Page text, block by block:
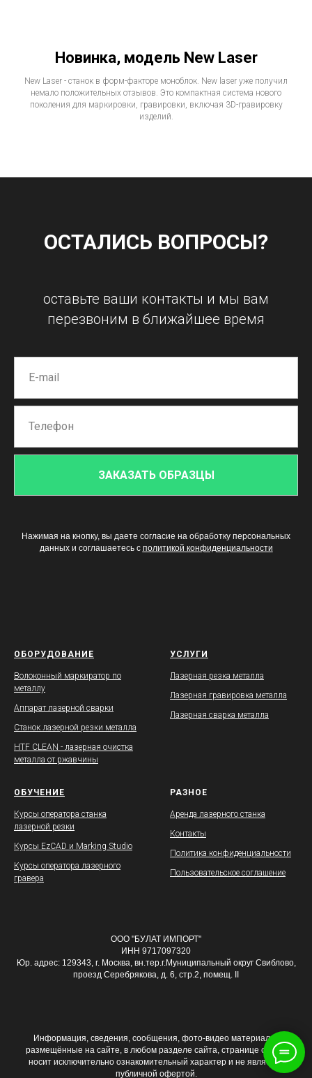
Новинка, модель New Laser
New Laser - станок в форм-факторе моноблок. New laser уже получил
немало положительных отзывов. Это компактная система нового
поколения для маркировки, гравировки, включая 3D-гравировку
изделий.
ОСТАЛИСЬ ВОПРОСЫ?
оставьте ваши контакты и мы вам
перезвоним в ближайшее время
ЗАКАЗАТЬ ОБРАЗЦЫ
Нажимая на кнопку, вы даете согласие на обработку персональных
данных и соглашаетесь c политикой конфиденциальности
ОБОРУДОВАНИЕ
Волоконный маркиратор по
металлу
Аппарат лазерной сварки
Станок лазерной резки металла
HTF CLEAN - лазерная очистка
металла от ржавчины
УСЛУГИ
Лазерная резка металла
Лазерная гравировка металла
Лазерная сварка металла
ОБУЧЕНИЕ
Курсы оператора станка
лазерной резки
Курсы EzCAD и Marking Studio
Курсы оператора лазерного
гравера
РАЗНОЕ
Аренда лазерного станка
Контакты
Политика конфиденциальности
Пользовательское соглашение
ООО "БУЛАТ ИМПОРТ"
ИНН 9717097320
Юр. адрес: 129343, г. Москва, вн.тер.г.Муниципальный округ Свиблово,
проезд Серебрякова, д. 6, стр.2, помещ. II
Информация, сведения, сообщения, фото-видео материалы,
размещённые на сайте, в любом разделе сайта, странице сайта,
носит исключительно ознакомительный характер и не является
публичной офертой.